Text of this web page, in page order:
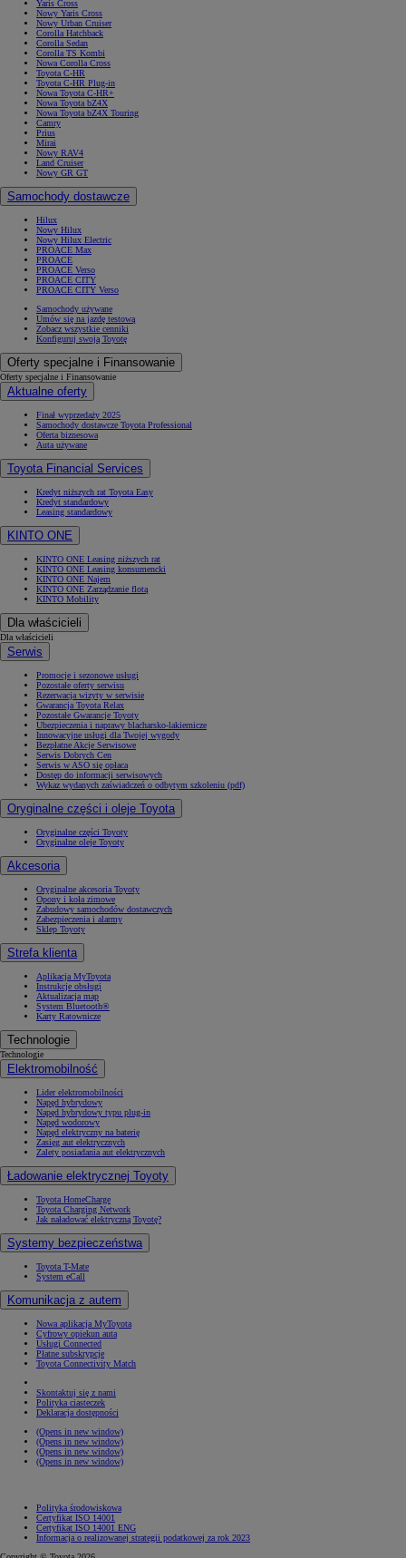
Nowe Aygo X
Yaris
GR Yaris
Yaris Cross
Nowy Yaris Cross
Nowy Urban Cruiser
Corolla Hatchback
Corolla Sedan
Corolla TS Kombi
Nowa Corolla Cross
Toyota C-HR
Toyota C-HR Plug-in
Nowa Toyota C-HR+
Nowa Toyota bZ4X
Nowa Toyota bZ4X Touring
Camry
Prius
Mirai
Nowy RAV4
Land Cruiser
Nowy GR GT
Samochody dostawcze
Hilux
Nowy Hilux
Nowy Hilux Electric
PROACE Max
PROACE
PROACE CITY
PROACE CITY Verso
Samochody używane
Umów się na jazdę testową
Zobacz wszystkie cenniki
Konfiguruj swoją Toyotę
Oferty specjalne i Finansowanie
Oferty specjalne i Finansowanie
Aktualne oferty
Finał wyprzedaży 2025
Samochody dostawcze Toyota Professional
Oferta biznesowa
Auta używane
Toyota Financial Services
Kredyt niższych rat Toyota Easy
Kredyt standardowy
Leasing standardowy
KINTO ONE
KINTO ONE Leasing niższych rat
KINTO ONE Leasing konsumencki
KINTO ONE Najem
KINTO ONE Zarządzanie flotą
KINTO Mobility
Dla właścicieli
Dla właścicieli
Serwis
Promocje i sezonowe usługi
Pozostałe oferty serwisu
Rezerwacja wizyty w serwisie
Gwarancja Toyota Relax
Pozostałe Gwarancje Toyoty
Ubezpieczenia i naprawy blacharsko-lakiernicze
Innowacyjne usługi dla Twojej wygody
Bezpłatne Akcje Serwisowe
Serwis Dobrych Cen
Serwis w ASO się opłaca
Dostęp do informacji serwisowych
Wykaz wydanych zaświadczeń o odbytym szkoleniu (pdf)
Oryginalne części i oleje Toyota
Oryginalne części Toyoty
Oryginalne oleje Toyoty
Akcesoria
Oryginalne akcesoria Toyoty
Opony i koła zimowe
Zabudowy samochodów dostawczych
Zabezpieczenia i alarmy
Sklep Toyoty
Strefa klienta
Aplikacja MyToyota
Instrukcje obsługi
Aktualizacja map
System Bluetooth®
Karty Ratownicze
Technologie
Technologie
Elektromobilność
Lider elektromobilności
Napęd hybrydowy
Napęd hybrydowy typu plug-in
Napęd wodorowy
Napęd elektryczny na baterię
Zasięg aut elektrycznych
Zalety posiadania aut elektrycznych
Ładowanie elektrycznej Toyoty
Toyota HomeCharge
Toyota Charging Network
Jak naładować elektryczną Toyotę?
Systemy bezpieczeństwa
Toyota T-Mate
System eCall
Komunikacja z autem
Nowa aplikacja MyToyota
Cyfrowy opiekun auta
Toyota Connectivity Match
Polityka ciasteczek
Deklaracja dostępności
(Opens in new window)
Polityka środowiskowa